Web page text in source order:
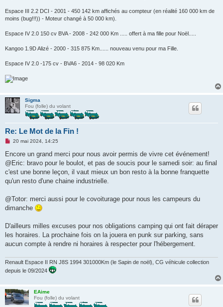
Espace III 2.2 DCI - 2001 - 450 142 km affichés au compteur (en réalité 160 000 km de
moins (bug!!!)) - Moteur changé à 50 000 km).
Espace IV 2.0 150 cv BVA - 2008 - 242 000 Km ..... offert à ma fille pour Noël.....
Kangoo 1.9D Alizé - 2000 - 315 875 Km...... nouveau venu pour ma Fille.
Espace IV 2.0 -175 cv - BVA6 - 2014 - 98 020 Km
Sigma
Fou (folle) du volant
Re: Le Mot de la Fin !
M
s
a
g
n
l
u
20 mai 2024, 14:25
Encore un grand merci pour nous avoir permis de vivre cet événement!
@Eric: bravo pour le boulot, et pas de soucis pour le samedi soir: au final
c'est une bonne leçon, il vaut mieux un bon resto à la bonne franquette
qu'un resto d'une chaine industrielle.
@Totor: merci aussi pour le covoiturage pour nous les campeurs du
dimanche
D'ailleurs milles excuses pour nos obligations camping qui ont fait déraper
les horaires. La prochaine fois on la jouera en punk sur parking, sans
aucun compte à rendre ni horaires à respecter pour l'hébergement.
Renault Espace II RN J8S 1994 301000Km (le Sapin de noël), CG véhicule collection
depuis le 09/2024
EAime
Fou (folle) du volant